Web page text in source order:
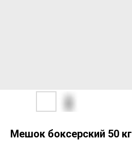
Мешок боксерский 50